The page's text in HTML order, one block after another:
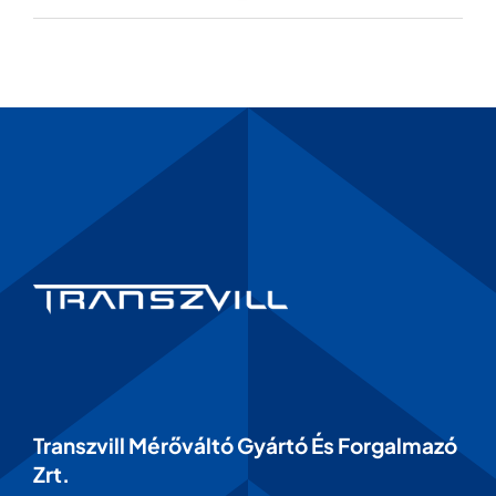
Transzvill Mérőváltó Gyártó És Forgalmazó
Zrt.